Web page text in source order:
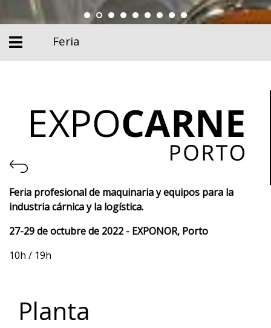
Feria
Feria profesional de maquinaria y equipos para la
industria cárnica y la logística.
27-29 de octubre de 2022 - EXPONOR, Porto
10h / 19h
Planta